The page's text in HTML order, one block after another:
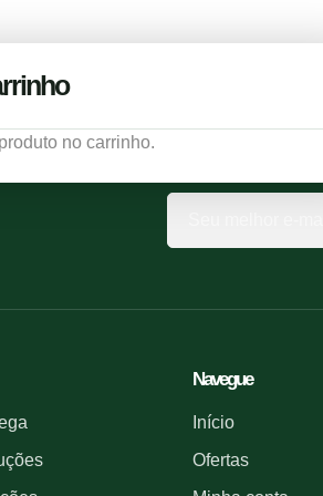
no carrinho.
Navegue
Início
Ofertas